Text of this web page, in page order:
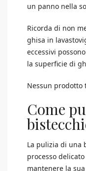
un panno nella
Ricorda di non
ghisa in
eccessivi
la superficie di
Nessun prodotto
Come
La pulizia di una
processo
mantenere la